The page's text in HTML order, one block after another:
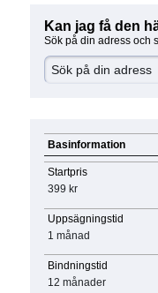
Kan jag få den
Sök på din adress och
Basinformation
Startpris
399 kr
Uppsägningstid
1 månad
Bindningstid
12 månader